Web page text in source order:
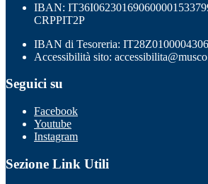
IBAN:
CRPPIT2P
IBAN di Tesoreria:
Accessibilità sito:
Seguici su
Facebook
Youtube
Instagram
Sezione Link Utili